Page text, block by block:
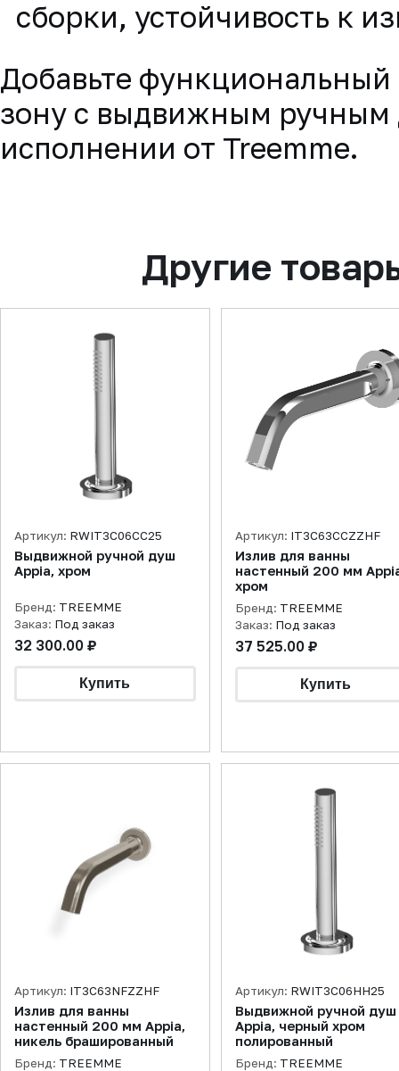
сборки, устойчивость к
Добавьте
зону с выдвижным ручным
исполнении от Treemme.
Другие
Артикул: RWIT3C06CC25
Выдвижной ручной душ
Appia, хром
Бренд: TREEMME
Заказ: Под заказ
32 300.00 ₽
Артикул: IT3C63CCZZHF
Излив для ванны
настенный 200 мм
хром
Бренд: TREEMME
Заказ: Под заказ
37 525.00 ₽
Артикул: IT3C63NFZZHF
Излив для ванны
настенный 200 мм Appia,
никель брашированный
Бренд: TREEMME
Артикул: RWIT3C06HH25
Выдвижной ручной душ
Appia, черный хром
полированный
Бренд: TREEMME